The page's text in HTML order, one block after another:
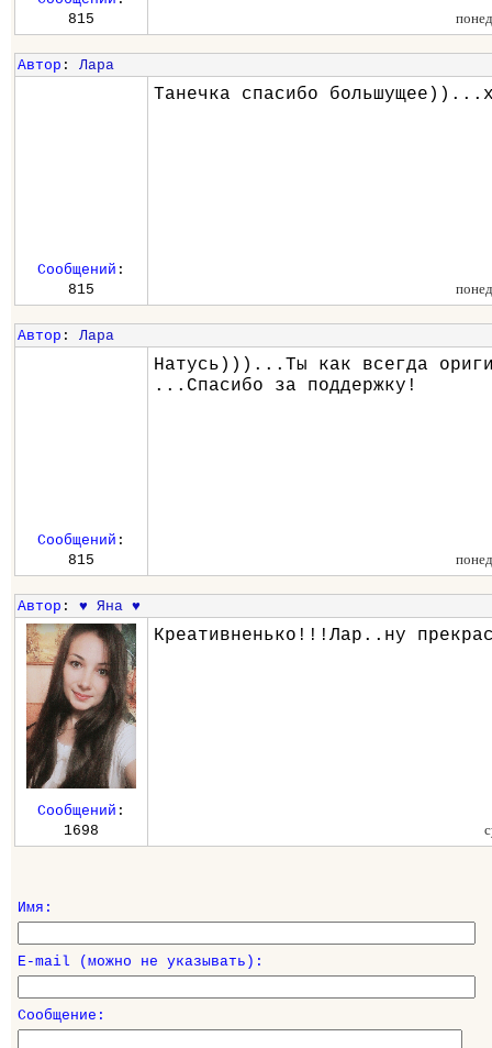
815
Автор : Лара
Танечка спасибо
Сообщений :
815
Автор : Лара
Натусь)))...Ты как всегда
...Спасибо за поддержку!
Сообщений :
815
Автор : ♥ Яна ♥
Креативненько!!!Лар..ну
Сообщений :
1698
Имя:
E-mail (можно не указывать):
Сообщение: